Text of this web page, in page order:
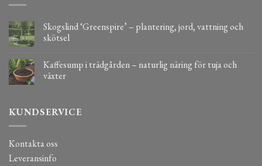
Skogslind ‘Greenspire’ – plantering, jord, vattning och
skötsel
Kaffesump i trädgården – naturlig näring för tuja och
växter
KUNDSERVICE
Kontakta oss
Leveransinfo